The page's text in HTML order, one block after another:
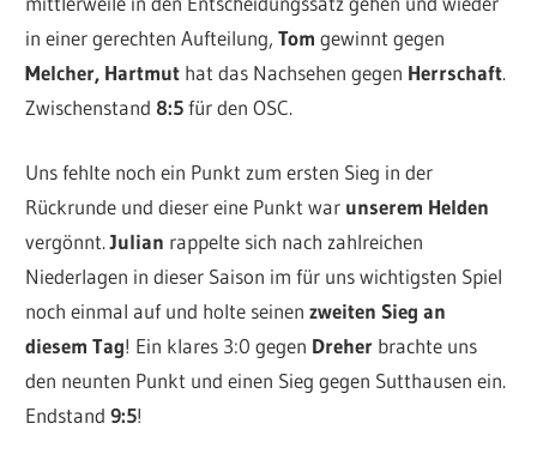
in einer gerechten Aufteilung,Tom gewinnt gegen
Melcher, Hartmut hat das Nachsehen gegen Herrschaft.
Zwischenstand 8:5für den OSC.
Uns fehlte noch ein Punkt zum ersten Sieg in der
Rückrunde und dieser eine Punkt war unserem Helden
vergönnt.Julian rappelte sich nach zahlreichen
Niederlagen in dieser Saison im für uns wichtigsten Spiel
noch einmal auf und holte seinenzweiten Sieg an
diesem Tag! Ein klares 3:0 gegen Dreher brachte uns
den neunten Punkt und einen Sieg gegen Sutthausen ein.
Endstand9:5!